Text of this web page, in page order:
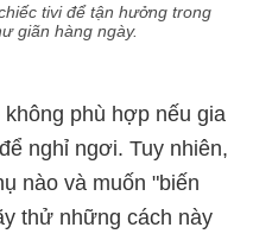
tivi để tận hưởng trong
giãn hàng ngày.
phù hợp nếu gia
nghỉ ngơi. Tuy nhiên,
nào và muốn "biến
thử những cách này